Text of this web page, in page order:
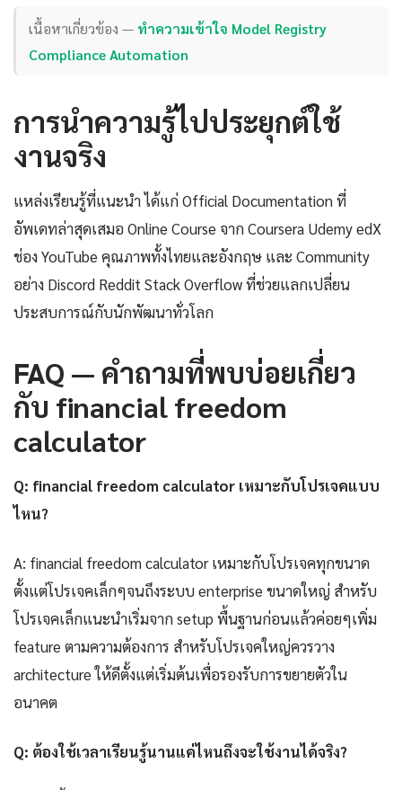
เนื้อหาเกี่ยวข้อง — ทำความเข้าใจ Model Registry
Compliance Automation
การนำความรู้ไปประยุกต์ใช้
งานจริง
แหล่งเรียนรู้ที่แนะนำ ได้แก่ Official Documentation ที่
อัพเดทล่าสุดเสมอ Online Course จาก Coursera Udemy edX
ช่อง YouTube คุณภาพทั้งไทยและอังกฤษ และ Community
อย่าง Discord Reddit Stack Overflow ที่ช่วยแลกเปลี่ยน
ประสบการณ์กับนักพัฒนาทั่วโลก
FAQ — คำถามที่พบบ่อยเกี่ยว
กับ financial freedom
calculator
Q: financial freedom calculator เหมาะกับโปรเจคแบบ
ไหน?
A: financial freedom calculator เหมาะกับโปรเจคทุกขนาด
ตั้งแต่โปรเจคเล็กๆจนถึงระบบ enterprise ขนาดใหญ่ สำหรับ
โปรเจคเล็กแนะนำเริ่มจาก setup พื้นฐานก่อนแล้วค่อยๆเพิ่ม
feature ตามความต้องการ สำหรับโปรเจคใหญ่ควรวาง
architecture ให้ดีตั้งแต่เริ่มต้นเพื่อรองรับการขยายตัวใน
อนาคต
Q: ต้องใช้เวลาเรียนรู้นานแค่ไหนถึงจะใช้งานได้จริง?